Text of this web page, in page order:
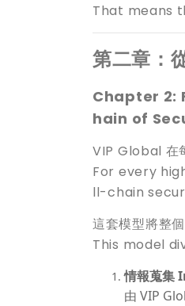
That means
第二章：
Chapter 2:
hain of
VIP Global 在
For every
ll-chain
這套模型將整
This model
情報蒐集
由 VIP